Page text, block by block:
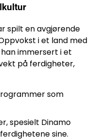
spilt en avgjørende
i et land med
immersert i et
på ferdigheter,
som
spesielt Dinamo
sine.